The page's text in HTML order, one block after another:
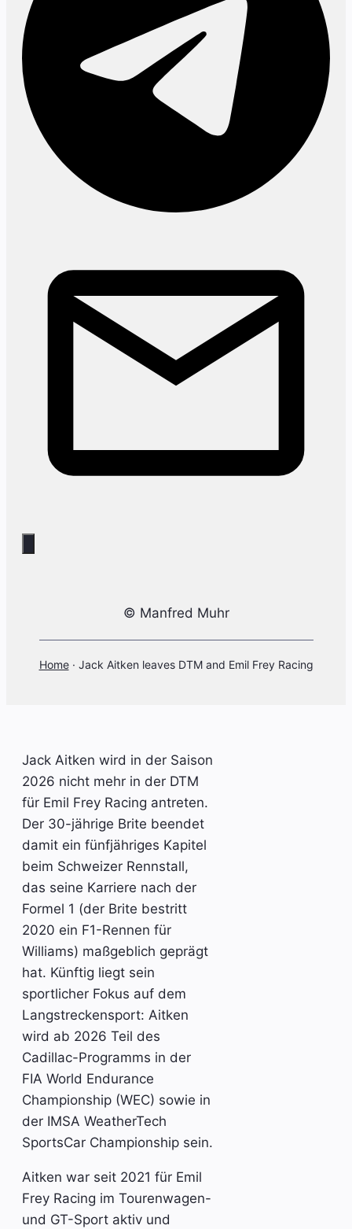
© Manfred Muhr
Home· Jack Aitken leaves DTM and Emil Frey Racing
Jack Aitken wird in der Saison
2026 nicht mehr in der DTM
für Emil Frey Racing antreten.
Der 30-jährige Brite beendet
damit ein fünfjähriges Kapitel
beim Schweizer Rennstall,
das seine Karriere nach der
Formel 1 (der Brite bestritt
2020 ein F1-Rennen für
Williams) maßgeblich geprägt
hat. Künftig liegt sein
sportlicher Fokus auf dem
Langstreckensport: Aitken
wird ab 2026 Teil des
Cadillac-Programms in der
FIA World Endurance
Championship (WEC) sowie in
der IMSA WeatherTech
SportsCar Championship sein.
Aitken war seit 2021 für Emil
Frey Racing im Tourenwagen-
und GT-Sport aktiv und